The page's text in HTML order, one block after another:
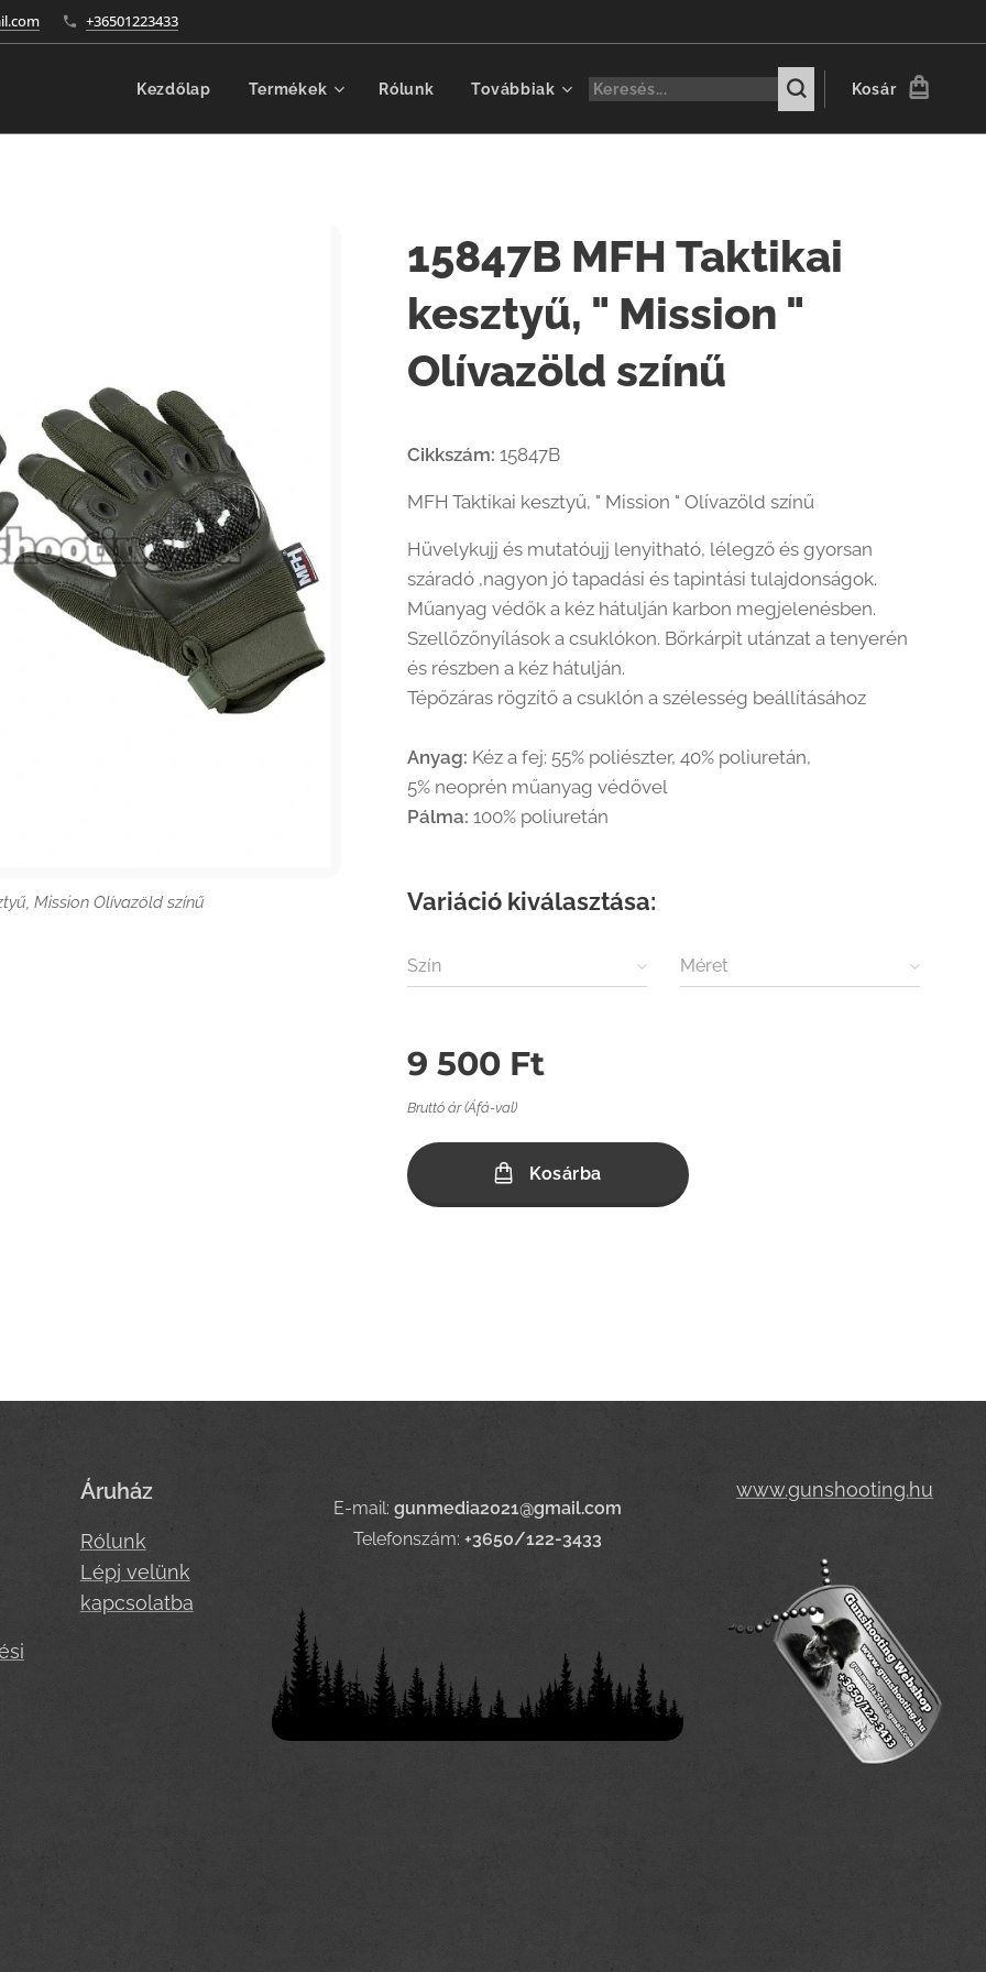
+36501223433
Kezdőlap Termékek Rólunk Továbbiak Kosár
15847B MFH Taktikai
kesztyű, " Mission "
Olívazöld színű
Mission Olívazöld színű
Mission Olívazöld színű
Mission Olívazöld színű
Cikkszám:15847B
MFH Taktikai kesztyű, " Mission " Olívazöld színű
Hüvelykujj és mutatóujj lenyitható, lélegző és gyorsan
száradó ,nagyon jó tapadási és tapintási tulajdonságok.
Műanyag védők a kéz hátulján karbon megjelenésben.
Szellőzőnyílások a csuklókon. Bőrkárpit utánzat a tenyerén
és részben a kéz hátulján.
Tépőzáras rögzítő a csuklón a szélesség beállításához
Anyag: Kéz a fej: 55% poliészter, 40% poliuretán,
5% neoprén műanyag védővel
Pálma: 100% poliuretán
Variáció kiválasztása:
Szín Méret
9 500 Ft
Bruttó ár (Áfá-val)
Kosárba
Áruház
Rólunk
Lépj velünk
kapcsolatba
E-mail:gunmedia2021@gmail.com
Telefonszám:+3650/122-3433
www.gunshooting.hu